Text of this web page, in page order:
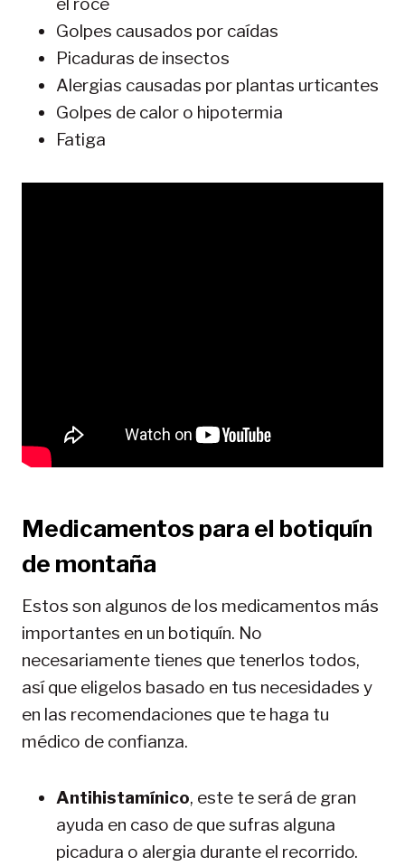
Golpes causados por caídas
Picaduras de insectos
Alergias causadas por plantas urticantes
Golpes de calor o hipotermia
Fatiga
Medicamentos para el botiquín
de montaña
Estos son algunos de los medicamentos más
importantes en un botiquín. No
necesariamente tienes que tenerlos todos,
así que eligelos basado en tus necesidades y
en las recomendaciones que te haga tu
médico de confianza.
Antihistamínico, este te será de gran
ayuda en caso de que sufras alguna
picadura o alergia durante el recorrido.